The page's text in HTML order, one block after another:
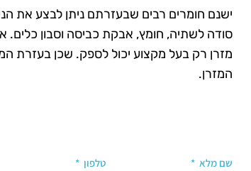
ישנם חומרים רבים שבעזרתם ניתן לבצע את
סודה לשתיה, חומץ, אבקת כביסה וסבון כלים.
מזרן רק בעל מקצוע יכול לספק. שכן בעזרת
המזרן.
שם מלא
טלפון